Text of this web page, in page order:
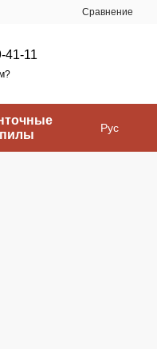
Сравнение
41-11
пилы
Рус